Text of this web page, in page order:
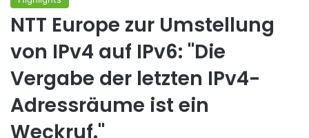
NTT Europe zur Umstellung
von IPv4 auf IPv6: "Die
Vergabe der letzten IPv4-
Adressräume ist ein
Weckruf."